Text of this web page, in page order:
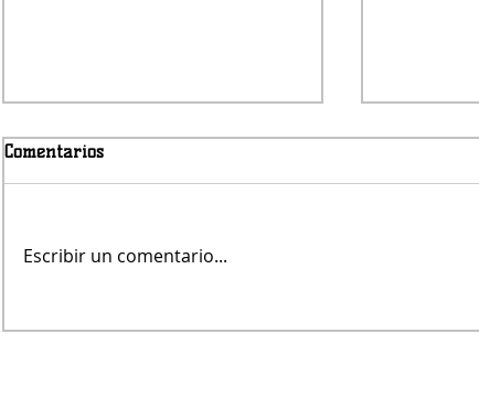
Comentarios
Escribir un comentario...